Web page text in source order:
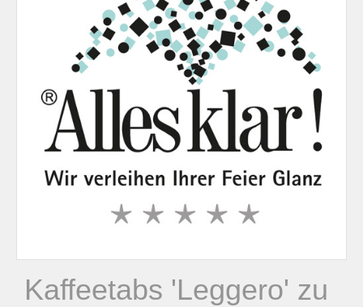
a
h
Kaffeetabs 'Leggero' zu